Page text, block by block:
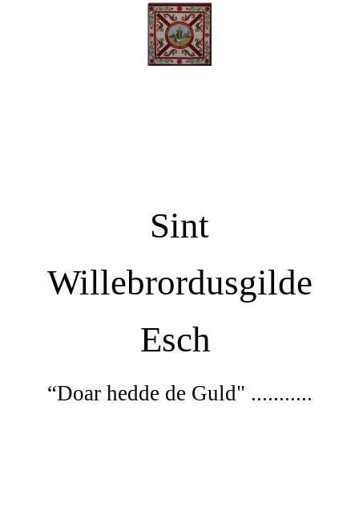
Sint
Willebrordusgilde
Esch
“Doar hedde de Guld" ...........